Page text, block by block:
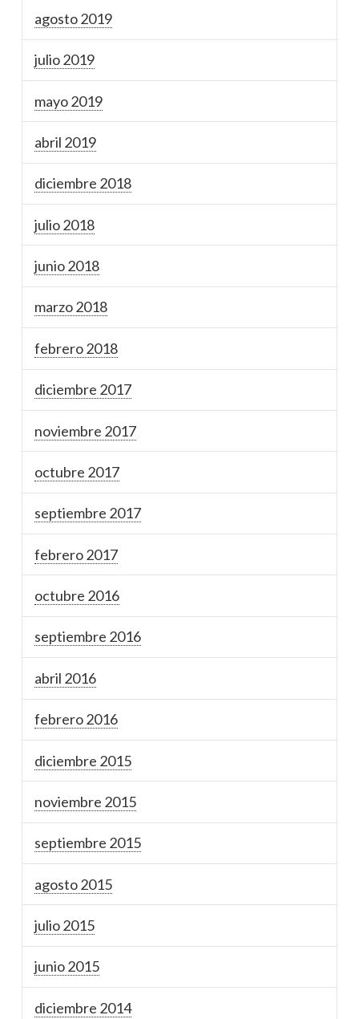
agosto 2019
julio 2019
mayo 2019
abril 2019
diciembre 2018
julio 2018
junio 2018
marzo 2018
febrero 2018
diciembre 2017
noviembre 2017
octubre 2017
septiembre 2017
febrero 2017
octubre 2016
septiembre 2016
abril 2016
febrero 2016
diciembre 2015
noviembre 2015
septiembre 2015
agosto 2015
julio 2015
junio 2015
diciembre 2014